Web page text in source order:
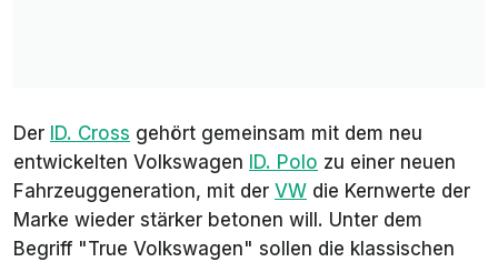
Der ID. Cross gehört gemeinsam mit dem neu
entwickelten Volkswagen ID. Polo zu einer neuen
Fahrzeuggeneration, mit der VW die Kernwerte der
Marke wieder stärker betonen will. Unter dem
Begriff "True Volkswagen" sollen die klassischen